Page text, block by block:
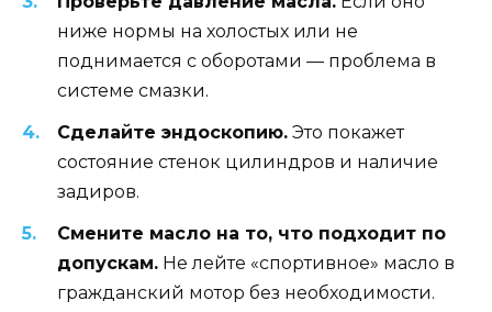
ниже нормы на холостых или не
поднимается с оборотами — проблема в
системе смазки.
Сделайте эндоскопию. Это покажет
состояние стенок цилиндров и наличие
задиров.
Смените масло на то, что подходит по
допускам. Не лейте «спортивное» масло в
гражданский мотор без необходимости.